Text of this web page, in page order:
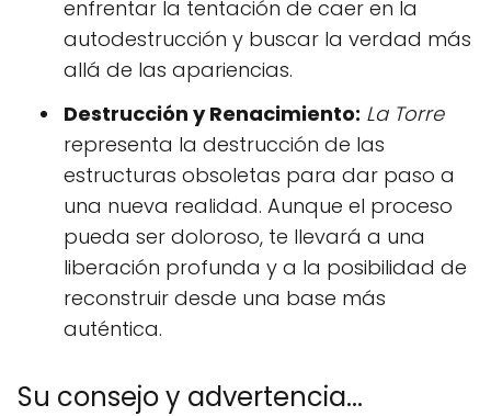
enfrentar la tentación de caer en la
autodestrucción y buscar la verdad más
allá de las apariencias.
Destrucción y Renacimiento: La Torre
representa la destrucción de las
estructuras obsoletas para dar paso a
una nueva realidad. Aunque el proceso
pueda ser doloroso, te llevará a una
liberación profunda y a la posibilidad de
reconstruir desde una base más
auténtica.
Su consejo y advertencia...